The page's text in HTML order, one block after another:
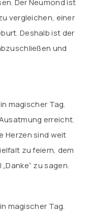
Der Neumond ist
vergleichen, einer
Deshalb ist der
und
magischer Tag.
erreicht.
Herzen sind weit
zu feiern, dem
zu sagen.
magischer Tag.